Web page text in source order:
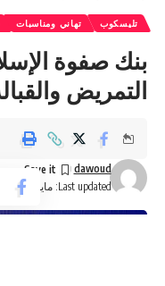
تليسكوب تهاني ومناسبات
بنك صفوة
التمريض
Last updated: مايو 24, 2026 6:51 م
dawoud